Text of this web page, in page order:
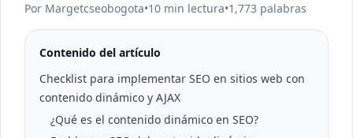
Por Margetcseobogota•10 min lectura•1,773 palabras
Contenido del artículo
Checklist para implementar SEO en sitios web con
contenido dinámico y AJAX
¿Qué es el contenido dinámico en SEO?